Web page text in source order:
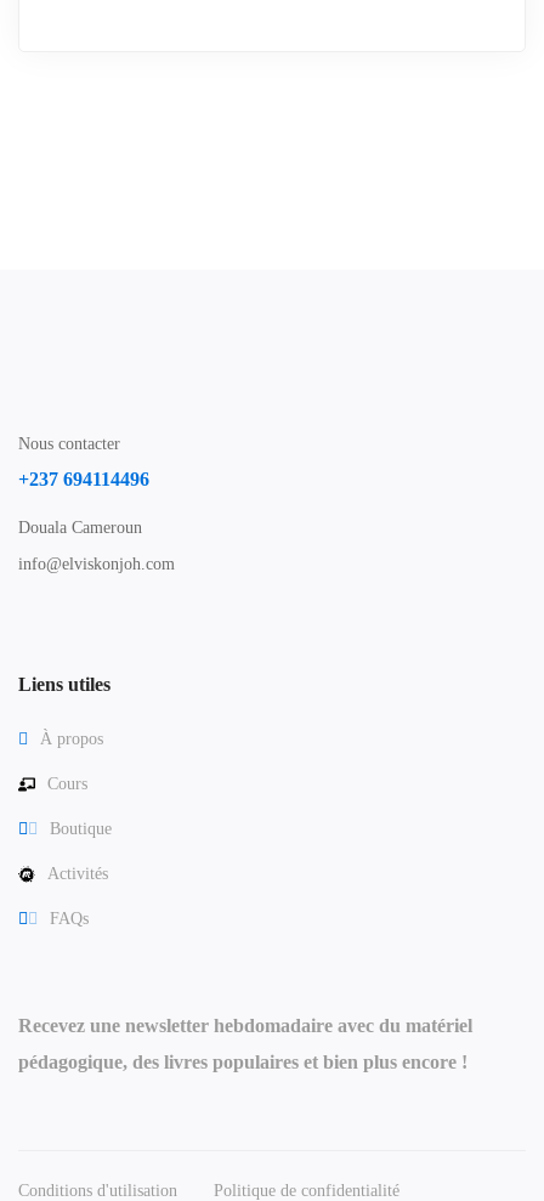
Nous contacter
+237 694114496
Douala Cameroun
info@elviskonjoh.com
Liens utiles
À propos
Cours
Boutique
Activités
FAQs
Recevez une newsletter hebdomadaire avec du matériel
pédagogique, des livres populaires et bien plus encore !
Conditions d'utilisation Politique de confidentialité